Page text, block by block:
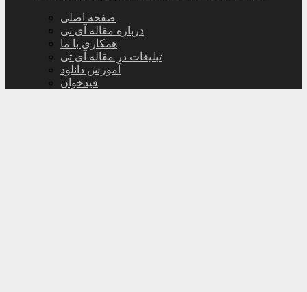
صفحه اصلی
درباره مقاله آی تی
همکاری با ما
تبلیغات در مقاله آی تی
آموزش دانلود
فیدخوان